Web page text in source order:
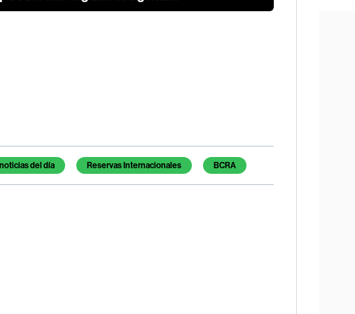
del día Reservas Internacionales BCRA